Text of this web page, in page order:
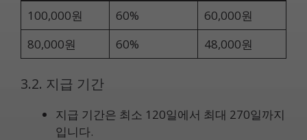
100,000원
60%
60,000원
80,000원
60% 48,000원
3.2. 지급 기간
지급 기간은 최소 120일에서 최대 270일까지
입니다.